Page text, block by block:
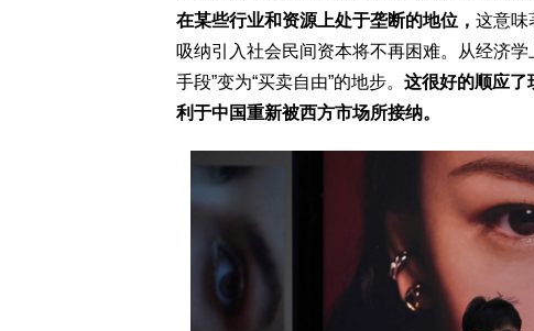
在某些行业和资源上处于垄断的地位， 这意味
吸纳引入社会民间资本将不再困难。从经济
手段”变为“买卖自由”的地步。 这很好的顺应了
利于中国重新被西方市场所接纳。